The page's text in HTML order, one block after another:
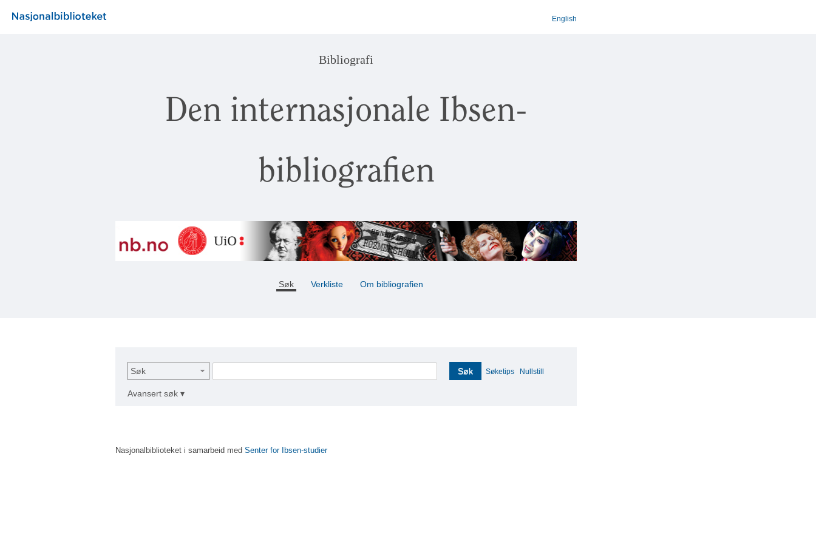
English
Bibliografi
Den internasjonale Ibsen-
bibliografien
Søk Verkliste Om bibliografien
Søk Søk Søketips Nullstill
Avansert søk ▾
Nasjonalbiblioteket i samarbeid med Senter for Ibsen-studier